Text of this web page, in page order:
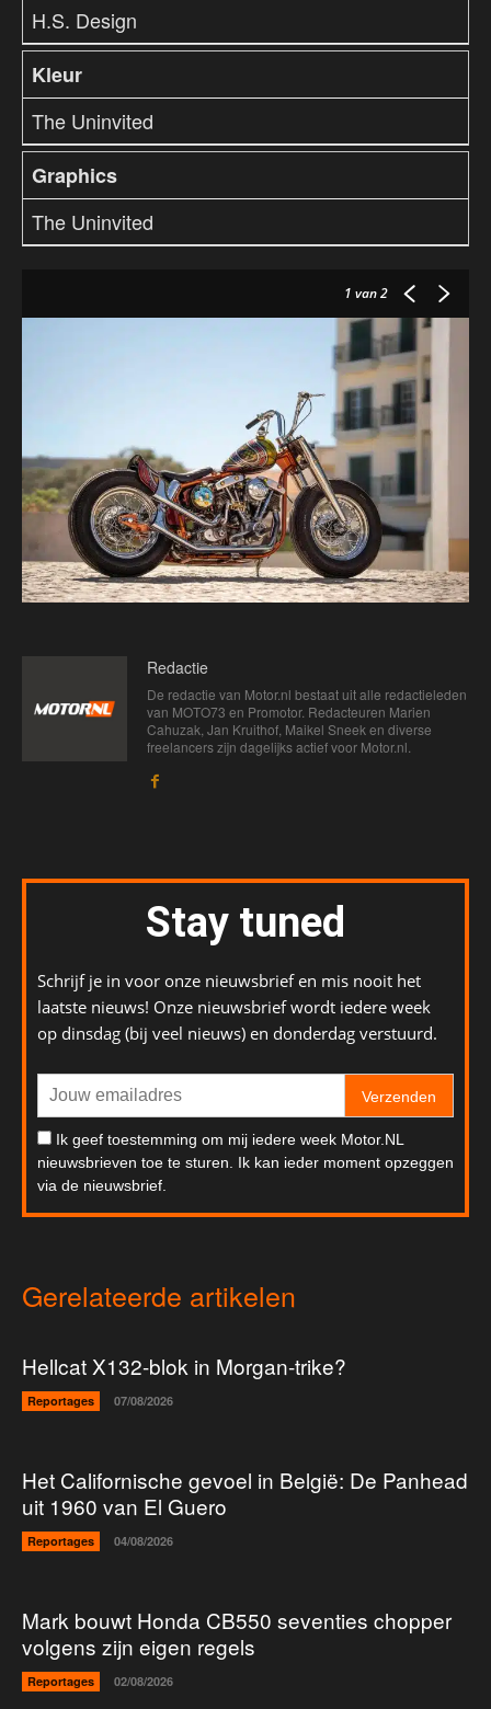
H.S. Design
Kleur
The Uninvited
Graphics
The Uninvited
1 van 2
Redactie
De redactie van Motor.nl bestaat uit alle redactieleden
van MOTO73 en Promotor. Redacteuren Marien
Cahuzak, Jan Kruithof, Maikel Sneek en diverse
freelancers zijn dagelijks actief voor Motor.nl.
Stay tuned
Schrijf je in voor onze nieuwsbrief en mis nooit het
laatste nieuws! Onze nieuwsbrief wordt iedere week
op dinsdag (bij veel nieuws) en donderdag verstuurd.
Verzenden
Ik geef toestemming om mij iedere week Motor.NL
nieuwsbrieven toe te sturen. Ik kan ieder moment opzeggen
via de nieuwsbrief.
Gerelateerde artikelen
Hellcat X132-blok in Morgan-trike?
Reportages 07/08/2026
Het Californische gevoel in België: De Panhead
uit 1960 van El Guero
Reportages 04/08/2026
Mark bouwt Honda CB550 seventies chopper
volgens zijn eigen regels
Reportages 02/08/2026